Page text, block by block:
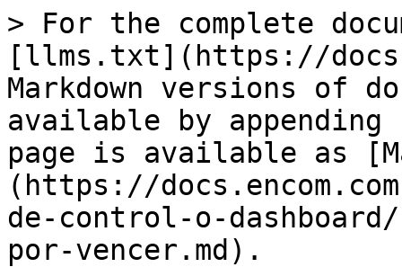
> For the complete
[llms.txt](https://
Markdown versions of
available by
page is available as
(https://
de-control-o-
por-vencer.md).